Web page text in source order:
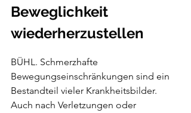
Beweglichkeit
wiederherzustellen
BÜHL. Schmerzhafte
Bewegungseinschränkungen sind ein
Bestandteil vieler Krankheitsbilder.
Auch nach Verletzungen oder